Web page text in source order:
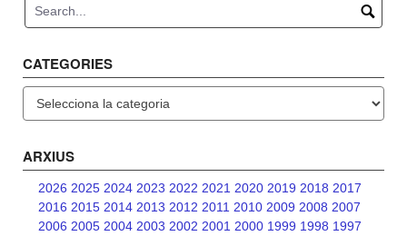
CATEGORIES
ARXIUS
2026 2025 2024 2023 2022 2021 2020 2019 2018 2017
2016 2015 2014 2013 2012 2011 2010 2009 2008 2007
2006 2005 2004 2003 2002 2001 2000 1999 1998 1997